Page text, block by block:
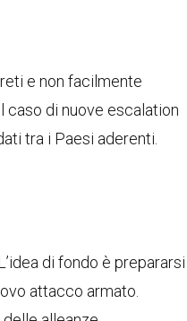
e non facilmente
caso di nuove escalation
tra i Paesi aderenti.
di fondo è prepararsi
attacco armato.